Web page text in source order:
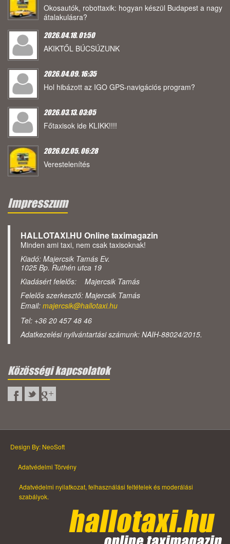
Okosautók, robottaxik: hogyan készül Budapest a nagy
átalakulásra?
2026.04.18. 01:50
AKIKTŐL BÚCSÚZUNK
2026.04.09. 16:35
Hol hibázott az IGO GPS-navigációs program?
2026.03.13. 03:05
Főtaxisok ide KLIKK!!!!
2026.02.05. 06:28
Verestelenítés
Impresszum
HALLOTAXI.HU Online taximagazin
Minden ami taxi, nem csak taxisoknak!
Kiadó: Majercsik Tamás Ev.
1025 Bp. Ruthén utca 19
Kiadásért felelős: Majercsik Tamás
Felelős szerkesztő: Majercsik Tamás
Email: majercsik@hallotaxi.hu
Tel: +36 20 457 48 46
Adatkezelési nyilvántartási számunk: NAIH-88024/2015.
Közösségi kapcsolatok
Design By: NeoSoft
Adatvédelmi Törvény
Adatvédelmi nyilatkozat, felhasználási feltételek és moderálási
szabályok.